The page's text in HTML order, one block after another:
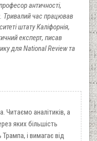
античності,
Тривалий час працював
штату Каліфорнія,
експерт, писав
для National Review та
Читаємо аналітиків, а
яких більшість
і вимагає від